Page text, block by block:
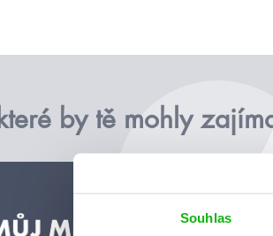
Souhlas
by tě mohly